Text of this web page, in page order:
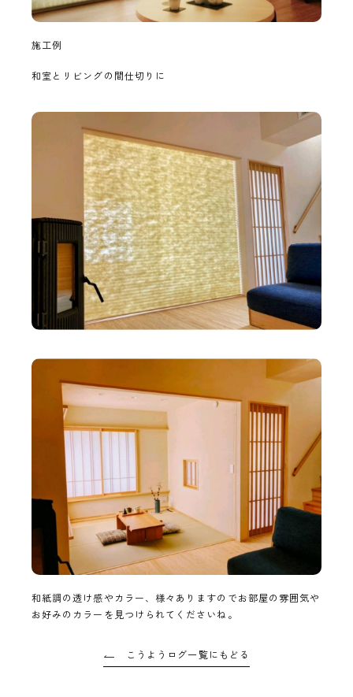
施工例
和室とリビングの間仕切りに
和紙調の透け感やカラー、様々ありますのでお部屋の雰囲気や
お好みのカラーを見つけられてくださいね。
こうようログ一覧にもどる